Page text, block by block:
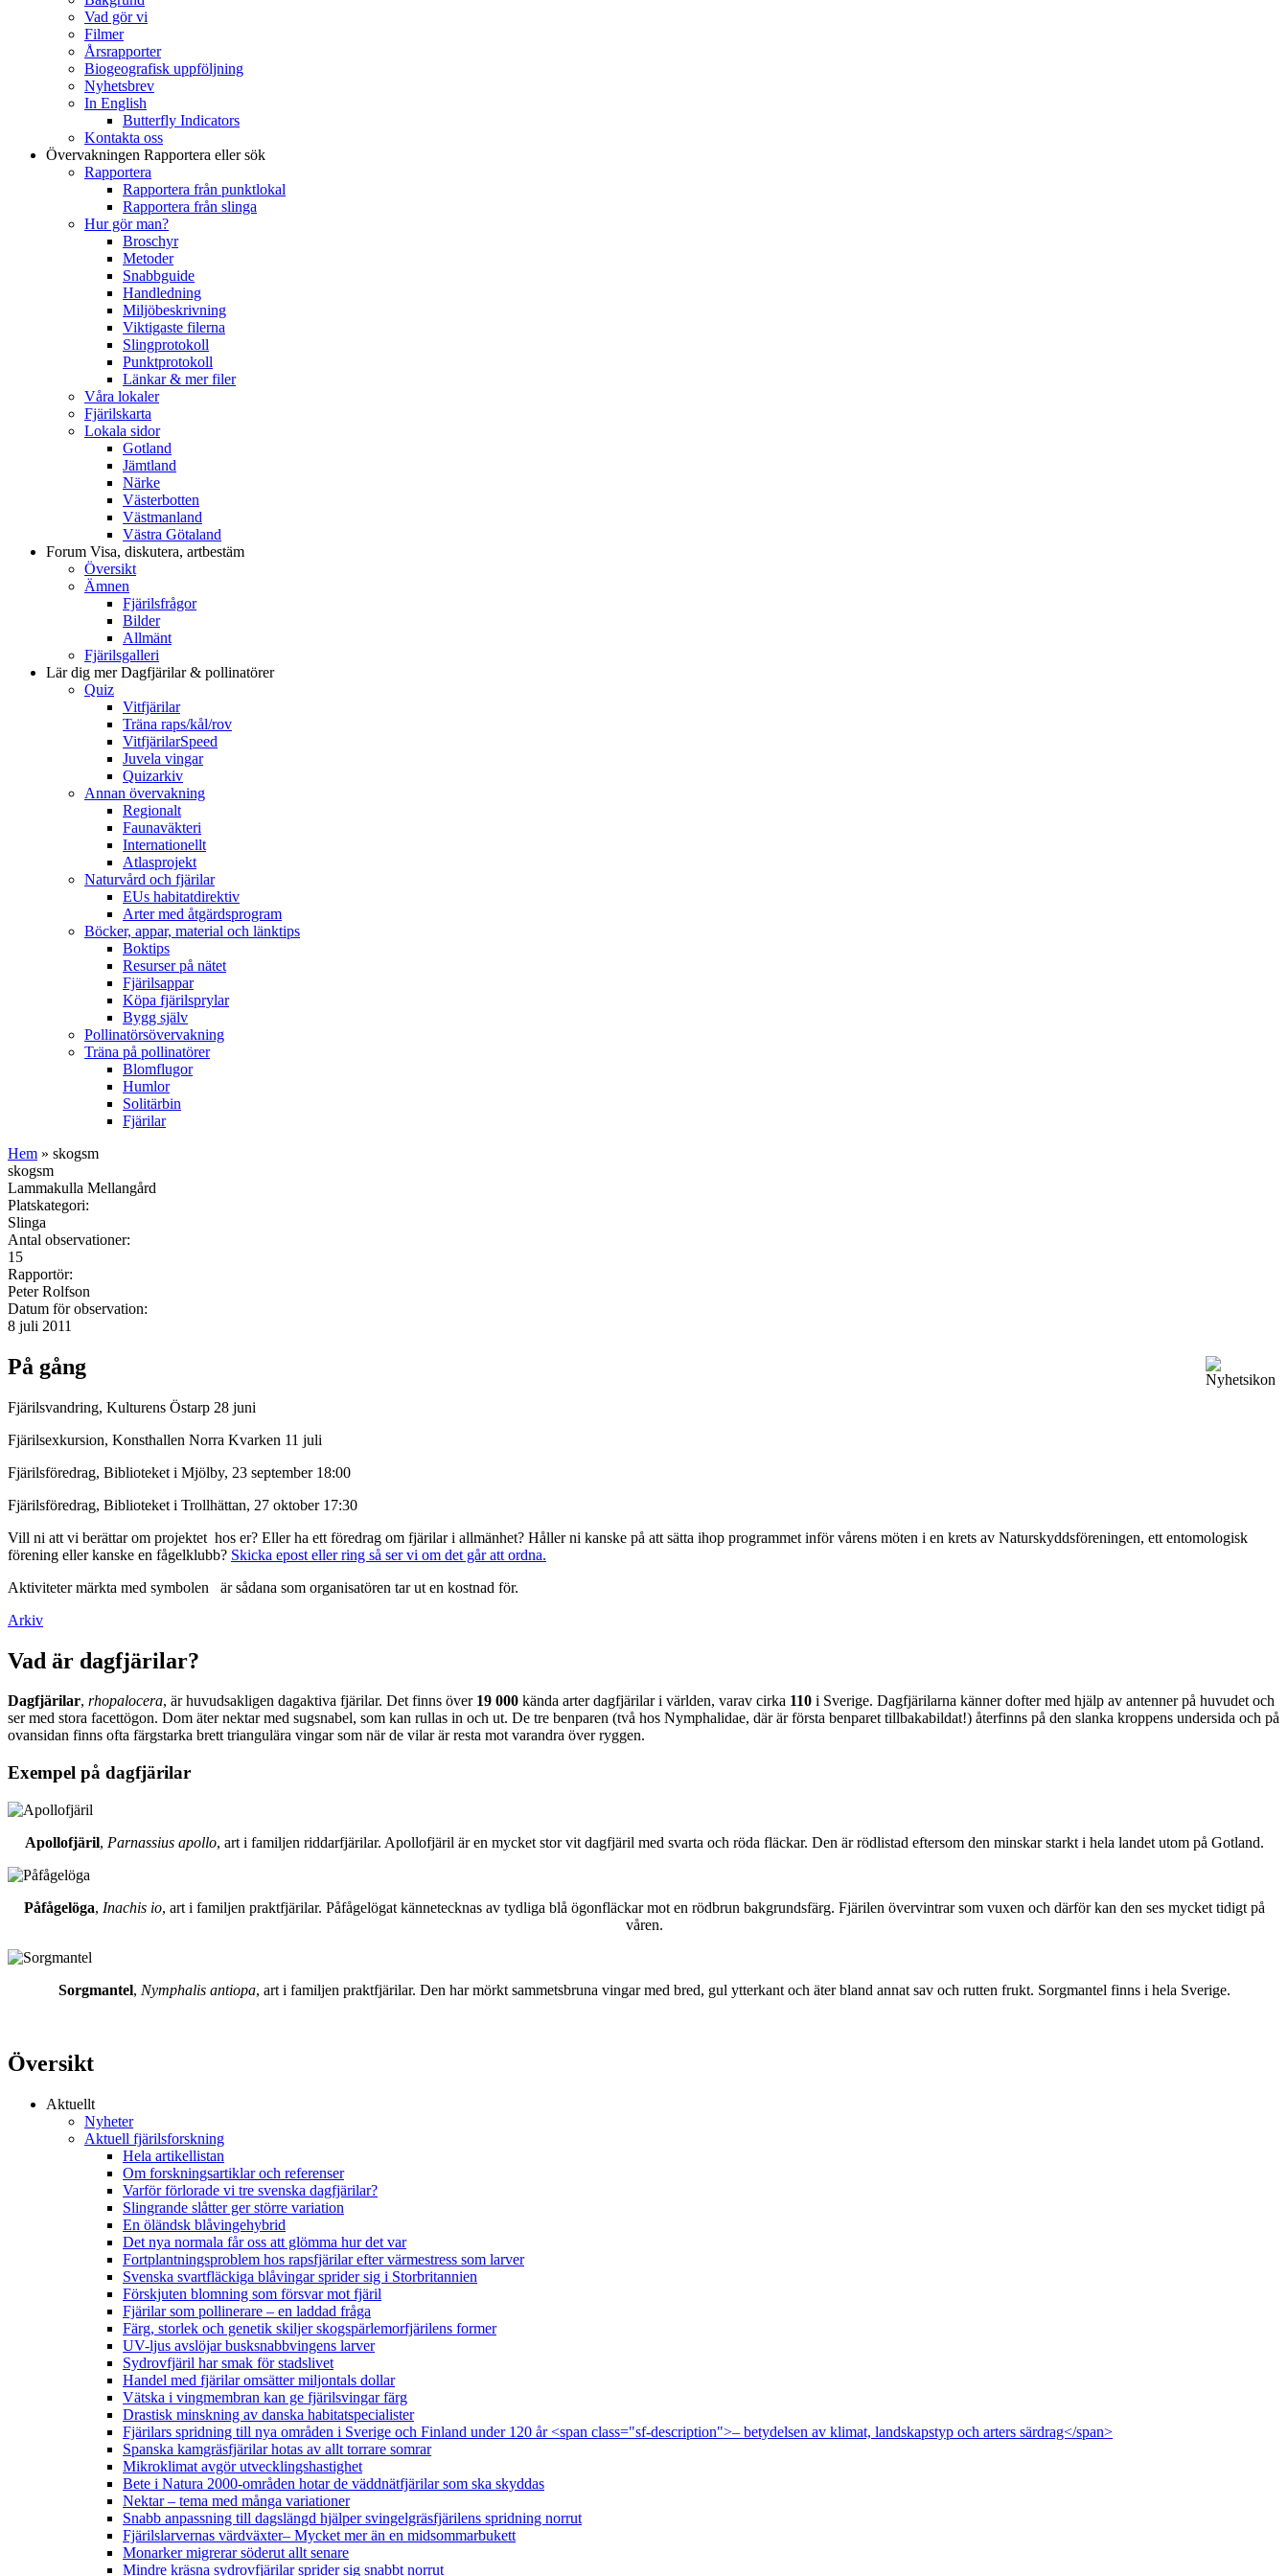
Vad gör vi
Filmer
Årsrapporter
Biogeografisk uppföljning
Nyhetsbrev
In English
Butterfly Indicators
Kontakta oss
Övervakningen Rapportera eller sök
Rapportera
Rapportera från punktlokal
Rapportera från slinga
Hur gör man?
Broschyr
Metoder
Snabbguide
Handledning
Miljöbeskrivning
Viktigaste filerna
Slingprotokoll
Punktprotokoll
Länkar & mer filer
Våra lokaler
Fjärilskarta
Lokala sidor
Gotland
Jämtland
Närke
Västerbotten
Västmanland
Västra Götaland
Forum Visa, diskutera, artbestäm
Översikt
Ämnen
Fjärilsfrågor
Bilder
Allmänt
Fjärilsgalleri
Lär dig merDagfjärilar & pollinatörer
Quiz
Vitfjärilar
Träna raps/kål/rov
VitfjärilarSpeed
Juvela vingar
Quizarkiv
Annan övervakning
Regionalt
Faunaväkteri
Internationellt
Atlasprojekt
Naturvård och fjärilar
EUs habitatdirektiv
Arter med åtgärdsprogram
Böcker, appar, material och länktips
Boktips
Resurser på nätet
Fjärilsappar
Köpa fjärilsprylar
Bygg själv
Pollinatörsövervakning
Träna på pollinatörer
Blomflugor
Humlor
Solitärbin
Fjärilar
Hem » skogsm
skogsm
Lammakulla Mellangård
Platskategori:
Slinga
Antal observationer:
15
Rapportör:
Peter Rolfson
Datum för observation:
8 juli 2011
På gång
Fjärilsvandring, Kulturens Östarp 28 juni
Fjärilsexkursion, Konsthallen Norra Kvarken 11 juli
Fjärilsföredrag, Biblioteket i Mjölby, 23 september 18:00
Fjärilsföredrag, Biblioteket i Trollhättan, 27 oktober 17:30
Vill ni att vi berättar om projektet hos er? Eller ha ett föredrag om fjärilar i allmänhet? Håller ni kanske på att sätta ihop programmet inför vårens möten i en krets av Naturskyddsföreningen, ett entomologisk
förening eller kanske en fågelklubb? Skicka epost eller ring så ser vi om det går att ordna.
Aktiviteter märkta med symbolen
är sådana som organisatören tar ut en kostnad för.
Arkiv
Vad är dagfjärilar?
Dagfjärilar, rhopalocera, är huvudsakligen dagaktiva fjärilar. Det finns över 19 000 kända arter dagfjärilar i världen, varav cirka 110 i Sverige. Dagfjärilarna känner dofter med hjälp av antenner på huvudet och
ser med stora facettögon. Dom äter nektar med sugsnabel, som kan rullas in och ut. De tre benparen (två hos Nymphalidae, där är första benparet tillbakabildat!) återfinns på den slanka kroppens undersida och på
ovansidan finns ofta färgstarka brett triangulära vingar som när de vilar är resta mot varandra över ryggen.
Exempel på dagfjärilar
Apollofjäril, Parnassius apollo, art i familjen riddarfjärilar. Apollofjäril är en mycket stor vit dagfjäril med svarta och röda fläckar. Den är rödlistad eftersom den minskar starkt i hela landet utom på Gotland.
Påfågelöga, Inachis io, art i familjen praktfjärilar. Påfågelögat kännetecknas av tydliga blå ögonfläckar mot en rödbrun bakgrundsfärg. Fjärilen övervintrar som vuxen och därför kan den ses mycket tidigt på
våren.
Sorgmantel, Nymphalis antiopa, art i familjen praktfjärilar. Den har mörkt sammetsbruna vingar med bred, gul ytterkant och äter bland annat sav och rutten frukt. Sorgmantel finns i hela Sverige.
Översikt
Aktuellt
Nyheter
Aktuell fjärilsforskning
Hela artikellistan
Om forskningsartiklar och referenser
Varför förlorade vi tre svenska dagfjärilar?
Slingrande slåtter ger större variation
En öländsk blåvingehybrid
Det nya normala får oss att glömma hur det var
Fortplantningsproblem hos rapsfjärilar efter värmestress som larver
Svenska svartfläckiga blåvingar sprider sig i Storbritannien
Förskjuten blomning som försvar mot fjäril
Fjärilar som pollinerare – en laddad fråga
Färg, storlek och genetik skiljer skogspärlemorfjärilens former
UV-ljus avslöjar busksnabbvingens larver
Sydrovfjäril har smak för stadslivet
Handel med fjärilar omsätter miljontals dollar
Vätska i vingmembran kan ge fjärilsvingar färg
Drastisk minskning av danska habitatspecialister
Fjärilars spridning till nya områden i Sverige och Finland under 120 år <span class="sf-description">– betydelsen av klimat, landskapstyp och arters särdrag</span>
Spanska kamgräsfjärilar hotas av allt torrare somrar
Mikroklimat avgör utvecklingshastighet
Bete i Natura 2000-områden hotar de väddnätfjärilar som ska skyddas
Nektar – tema med många variationer
Snabb anpassning till dagslängd hjälper svingelgräsfjärilens spridning norrut
Fjärilslarvernas värdväxter– Mycket mer än en midsommarbukett
Monarker migrerar söderut allt senare
Mindre kräsna sydrovfjärilar sprider sig snabbt norrut